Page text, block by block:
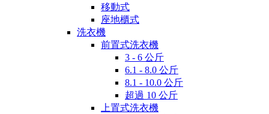
移動式
座地櫃式
洗衣機
前置式洗衣機
3 - 6 公斤
6.1 - 8.0 公斤
8.1 - 10.0 公斤
超過 10 公斤
上置式洗衣機